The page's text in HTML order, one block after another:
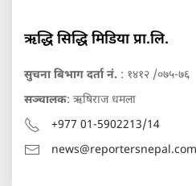
ऋद्धि सिद्धि मिडिया प्रा.लि.
सुचना बिभाग दर्ता नं. : १४१२ /०७५-७६
सञ्चालक: ऋषिराज धमला
+977 01-5902213/14
news@reportersnepal.com